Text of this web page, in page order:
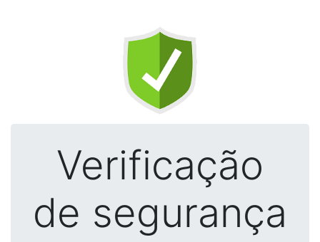
Verificação
de segurança